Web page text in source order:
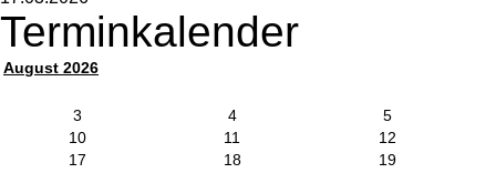
Terminkalender
August 2026
3 4
5
10
11
12
17
18
19